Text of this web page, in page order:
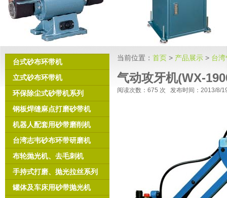
台式砂布环带机
立式砂布环带机
环保除尘式砂带机系列
钢板焊缝麻点打磨砂带机
机器人配套用砂带磨削机
台湾志韦砂布环带研磨机
布轮抛光机、去毛刺机
手持式打磨、抛光拉丝系列
罐体及车床用砂带抛光机
当前位置： 首页 > 产品展示 > 台
气动攻牙机(WX-
阅读次数： 675 次 发布时间：2013/8/